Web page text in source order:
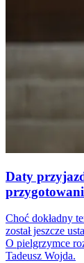
Daty
Choć dokładny
został jeszcze
O pielgrzymce
Tadeusz Wojda.